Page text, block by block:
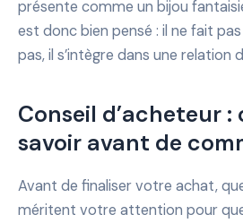
présente comme un bijou
est donc bien pensé : il ne fait
pas, il s’intègre dans une relation
Conseil d’acheteur :
savoir avant de
Avant de finaliser votre achat,
méritent votre attention pour que